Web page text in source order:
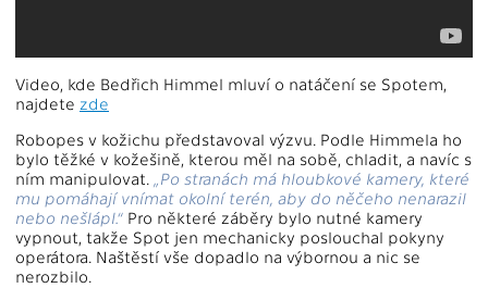
Video, kde Bedřich Himmel mluví o natáčení se Spotem,
najdete zde
Robopes v kožichu představoval výzvu. Podle Himmela ho
bylo těžké v kožešině, kterou měl na sobě, chladit, a navíc s
ním manipulovat. „Po stranách má hloubkové kamery, které
mu pomáhají vnímat okolní terén, aby do něčeho nenarazil
nebo nešlápl.“ Pro některé záběry bylo nutné kamery
vypnout, takže Spot jen mechanicky poslouchal pokyny
operátora. Naštěstí vše dopadlo na výbornou a nic se
nerozbilo.